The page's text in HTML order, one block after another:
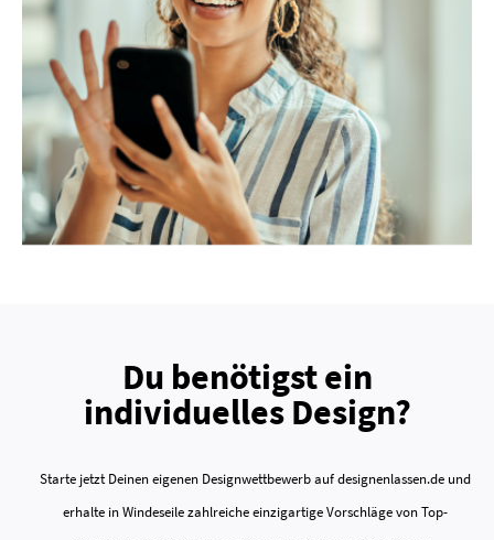
Du benötigst ein
individuelles Design?
Starte jetzt Deinen eigenen Designwettbewerb auf designenlassen.de und
erhalte in Windeseile zahlreiche einzigartige Vorschläge von Top-